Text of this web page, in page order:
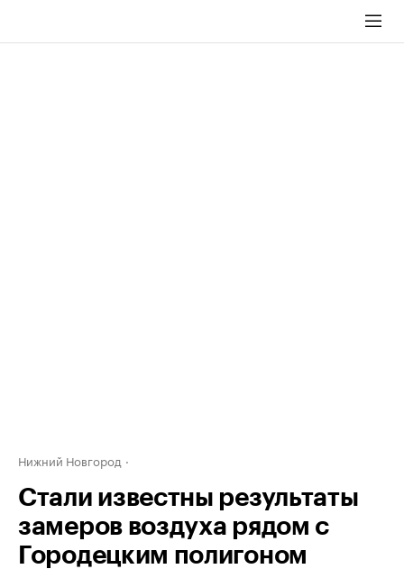
Нижний Новгород
Стали известны результаты
замеров воздуха рядом с
Городецким полигоном